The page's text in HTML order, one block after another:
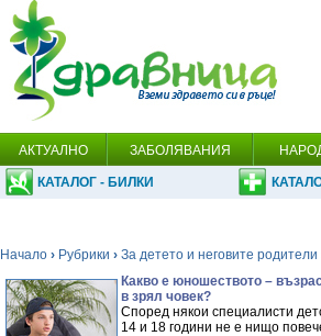
АКТУАЛНО ЗАБОЛЯВАНИЯ
КАТАЛОГ - БИЛКИ
Начало › Рубрики › За детето и неговите родители
Какво е юношеството –
в зрял човек?
Според някои специалисти
14 и 18 години не е нищо